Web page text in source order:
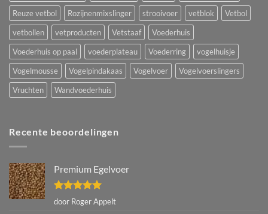
Reuze vetbol
Rozijnenmixslinger strooivoer vetblok
Vetbol
vetbollen
vetproducten Vetstaaf
Voederhuis
Voederhuis op paal
voederplateau Voederring
vogelhuisje
Vogelmousse
Vogelpindakaas Vogelvoer
Vogelvoerslingers
Vruchten
Wandvoederhuis
Recente beoordelingen
Premium Egelvoer
Gewaardeerd
uit 5
door Roger Appelt